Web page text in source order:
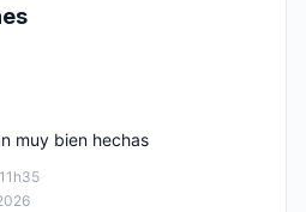
muy bien hechas